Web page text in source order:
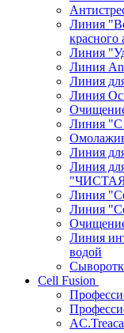
Линия
красного
Линия
Линия
Линия
Линия
Линия "С
Линия
Линия
Линия
Линия
Линия
водой
Cell Fusion